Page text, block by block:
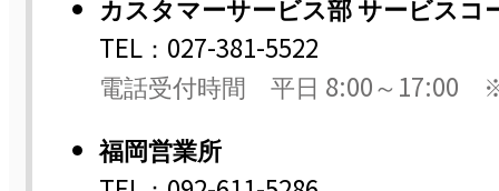
皆様の安全と一日も早い復旧を心より
緊急のお問い合せについては、下記